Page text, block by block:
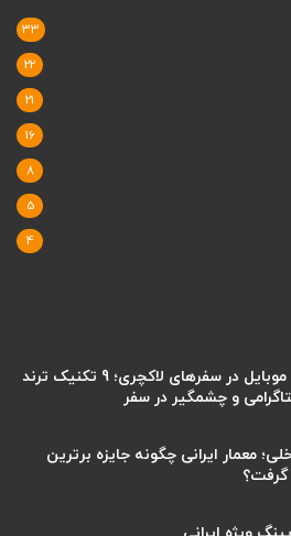
33
22
21
16
8
5
4
آموزش عکاسی حرفه ای با موبایل در سفرهای لاکچری؛ 9 تکنیک ترند
و چشمگیر در سفر
معمار ایرانی چگونه جایزه برترین
گرفت؟